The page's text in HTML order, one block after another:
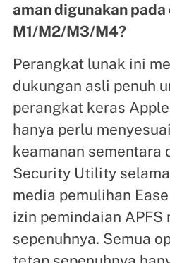
aman digunakan
M1/M2/M3/M4?
Perangkat lunak ini
dukungan asli penuh
perangkat keras
hanya perlu
keamanan sementara
Security Utility
media pemulihan
izin pemindaian APFS
sepenuhnya. Semua